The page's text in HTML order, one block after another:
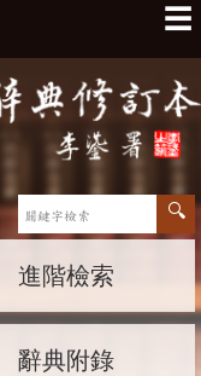
☰
進階檢索
辭典附錄